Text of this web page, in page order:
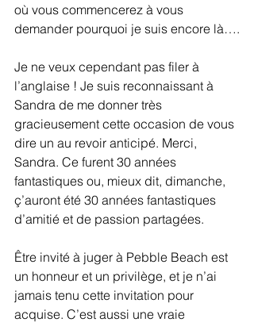
où vous commencerez à vous
demander pourquoi je suis encore là….
Je ne veux cependant pas filer à
l’anglaise ! Je suis reconnaissant à
Sandra de me donner très
gracieusement cette occasion de vous
dire un au revoir anticipé. Merci,
Sandra. Ce furent 30 années
fantastiques ou, mieux dit, dimanche,
ç’auront été 30 années fantastiques
d’amitié et de passion partagées.
Être invité à juger à Pebble Beach est
un honneur et un privilège, et je n’ai
jamais tenu cette invitation pour
acquise. C’est aussi une vraie